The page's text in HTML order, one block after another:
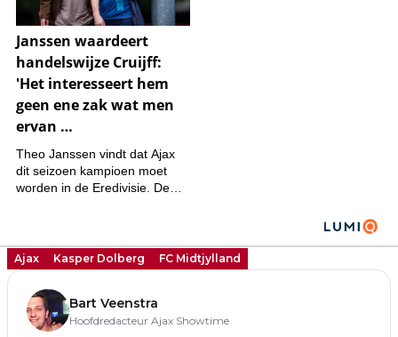
Ajax Kasper Dolberg FC Midtjylland
Bart Veenstra
Hoofdredacteur Ajax Showtime